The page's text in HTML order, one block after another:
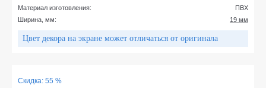
Материал изготовления:
ПВХ
Ширина, мм:
19 мм
Цвет декора на экране может отличаться от оригинала
Скидка: 55 %